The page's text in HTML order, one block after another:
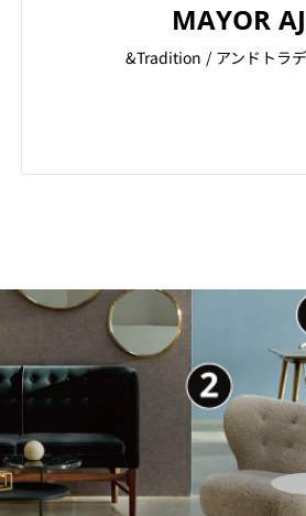
MAYOR
&Tradition / アンドトラ